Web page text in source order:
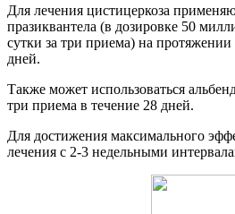
Для лечения цистицеркоза
празиквантела (в дозировке 50
сутки за три приема) на
дней.
Также может использоваться
три приема в течение 28 дней.
Для достижения максимального
лечения с 2-3 недельными